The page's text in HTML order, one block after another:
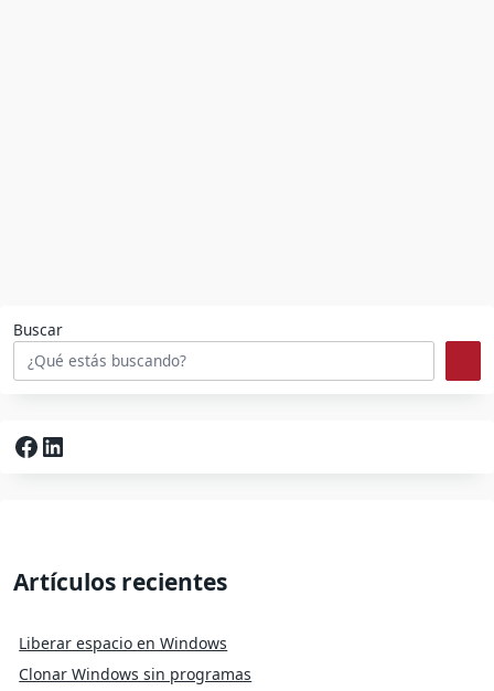
Buscar
Facebook
LinkedIn
Artículos recientes
Liberar espacio en Windows
Clonar Windows sin programas